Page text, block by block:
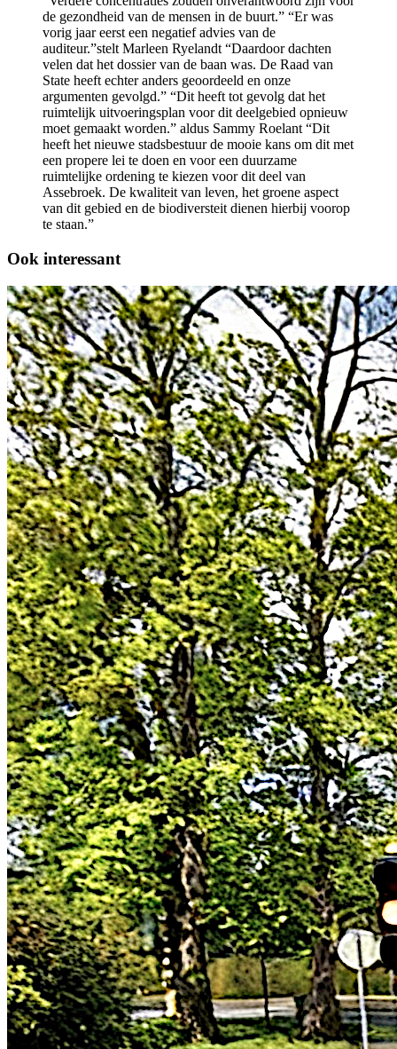
de gezondheid van de mensen in de buurt.” “Er was
vorig jaar eerst een negatief advies van de
auditeur.”stelt Marleen Ryelandt “Daardoor dachten
velen dat het dossier van de baan was. De Raad van
State heeft echter anders geoordeeld en onze
argumenten gevolgd.” “Dit heeft tot gevolg dat het
ruimtelijk uitvoeringsplan voor dit deelgebied opnieuw
moet gemaakt worden.” aldus Sammy Roelant “Dit
heeft het nieuwe stadsbestuur de mooie kans om dit met
een propere lei te doen en voor een duurzame
ruimtelijke ordening te kiezen voor dit deel van
Assebroek. De kwaliteit van leven, het groene aspect
van dit gebied en de biodiversteit dienen hierbij voorop
te staan.”
Ook interessant